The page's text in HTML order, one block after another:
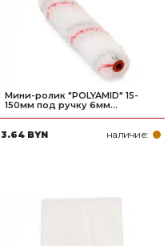
Мини-ролик "POLYAMID" 15-
150мм под ручку 6мм...
3.64 BYN наличие: